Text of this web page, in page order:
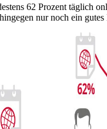
62 Prozent täglich
nur noch ein